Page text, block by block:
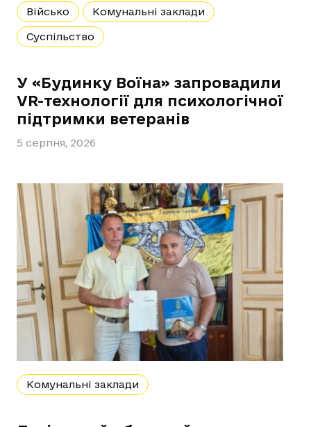
Військо Комунальні заклади
Суспільство
У «Будинку Воїна» запровадили
VR-технології для психологічної
підтримки ветеранів
5 серпня, 2026
Комунальні заклади